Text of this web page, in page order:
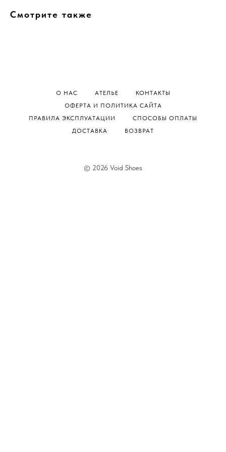
Смотрите также
О НАС АТЕЛЬЕ
КОНТАКТЫ
ОФЕРТА И ПОЛИТИКА САЙТА
ПРАВИЛА ЭКСПЛУАТАЦИИ
СПОСОБЫ ОПЛАТЫ
ДОСТАВКА
ВОЗВРАТ
© 2026 Void Shoes